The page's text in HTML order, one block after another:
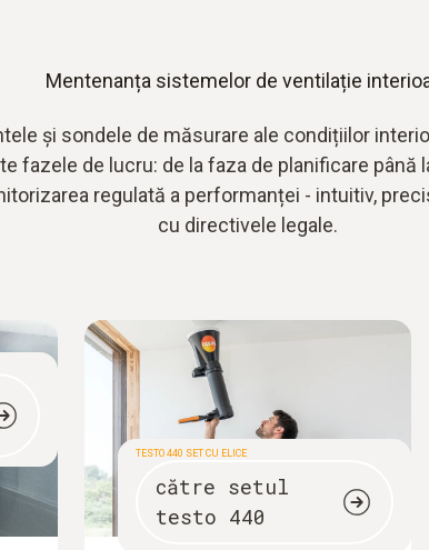
Mentenanța sistemelor de ventilație
și sondele de măsurare ale condițiilor
fazele de lucru: de la faza de planificare până
regulată a performanței - intuitiv,
cu directivele legale.
TESTO 440 SET CU ELICE
către setul
testo 440